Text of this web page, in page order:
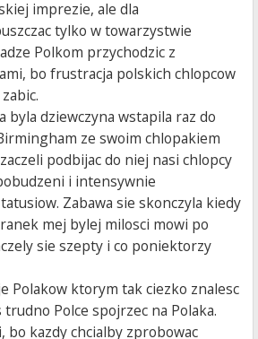
imprezie, ale dla
tylko w towarzystwie
Polkom przychodzic z
bo frustracja polskich chlopcow
byla dziewczyna wstapila raz do
ze swoim chlopakiem
podbijac do niej nasi chlopcy
i intensywnie
Zabawa sie skonczyla kiedy
mej bylej milosci mowi po
sie szepty i co poniektorzy
Polakow ktorym tak ciezko znalesc
Polce spojrzec na Polaka.
bo kazdy chcialby zprobowac